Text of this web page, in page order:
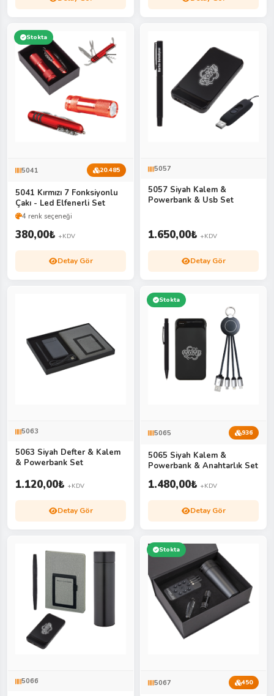
Stokta
5041 20.485
5041 Kırmızı 7 Fonksiyonlu
Çakı - Led Elfenerli Set
4 renk seçeneği
380,00₺ +KDV
Detay Gör
5057
5057 Siyah Kalem &
Powerbank & Usb Set
1.650,00₺ +KDV
Detay Gör
5063
5063 Siyah Defter & Kalem
& Powerbank Set
1.120,00₺ +KDV
Detay Gör
Stokta
5065 936
5065 Siyah Kalem &
Powerbank & Anahtarlık Set
1.480,00₺ +KDV
Detay Gör
5066
Stokta
5067 450